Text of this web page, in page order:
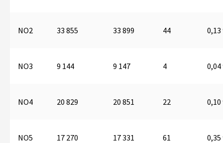
NO2 33 855 33 899 44 0,13
NO3 9 144 9 147 4 0,04
NO4 20 829 20 851 22 0,10
NO5 17 270 17 331 61 0,35